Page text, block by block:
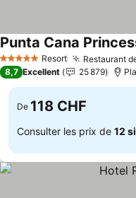
5 Étoiles Resort Restaurant
Consulter les prix
8,7 Excellent 25 879
De 118 CHF
Consulter les prix de 12